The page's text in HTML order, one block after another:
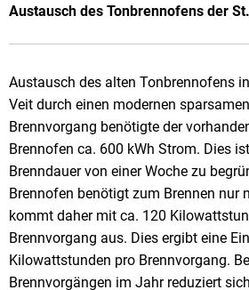
Austausch des Tonbrennofens der
Austausch des alten Tonbrennofens
Veit durch einen modernen
Brennvorgang benötigte der
Brennofen ca. 600 kWh Strom. Dies
Brenndauer von einer Woche zu
Brennofen benötigt zum Brennen nur
kommt daher mit ca. 120
Brennvorgang aus. Dies ergibt eine
Kilowattstunden pro Brennvorgang.
Brennvorgängen im Jahr reduziert